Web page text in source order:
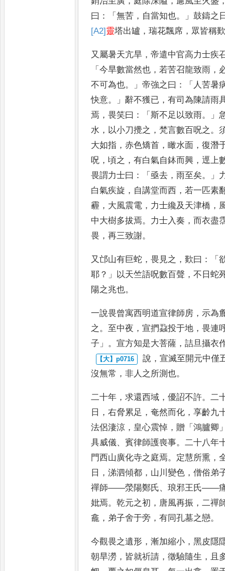
曰 ：「無苦 ， 自當知也。」鼓鑄之
[A2] 靈塔出罏 ，瑞花飄席 ， 眾皆稱
又屬暑天亢旱 ，帝遣中官高力士疾
「今旱數當然也 ，若苦召龍致雨 ，
不可為也。」帝強之曰 ：「 人苦暑
快意。」辭不獲已 ，有司為陳請雨
焉 ，畏笑曰 ：「斯不足以致雨。」
水 ， 以小刀攪之 ，梵言數百呪之。
大如指 ，赤色矯首 ，瞰水面 ，復潛
呪 ，頃之 ，有白氣自鉢而興 ，逕上
畏謂力士曰 ：「 亟去 ， 雨至矣。」
白氣疾旋 ， 自講堂而西 ，若一匹素
霾 ， 大風震電 ， 力士纔及 天津橋 ，
中大樹多拔焉。 力士入奏 ， 而衣盡
畏 ，再三致謝。
又邙山有巨蛇 ，畏見之 ，歎曰 ：「
耶 ？」 以天竺語呪數百聲 ，不日蛇
陽之兆也。
一說畏曾寓西明道宣律師房 ，示為
之。 至中夜 ，宣捫蝨投于地 ，畏連
子 」。宣方知是大菩薩 ，詰旦攝衣
說 ，宣滅至開元中僅
沒無常 ，非人之所測也。
二十年 ，求還西域 ，優詔不許。二
日 ，右脅累足 ，奄然而化 ，享齡九
法侶淒涼 ， 皇心震悼 ， 贈 「鴻臚卿
具威儀、 賓律師護喪事。二十八年
門西山廣化寺之庭焉。 定慧所熏 ，
日 ，涕泗傾都 ， 山川變色 ，僧俗弟
禪師——滎陽鄭氏、琅邪王氏——
妣焉。乾元之初 ， 唐風再振 ，二禪
龕 ， 弟子舍于旁 ，有同孔墓之戀。
今觀畏之遺形 ，漸加縮小 ，黑皮隱
朝旱澇 ， 皆就祈請 ，徵驗隨生 ， 且